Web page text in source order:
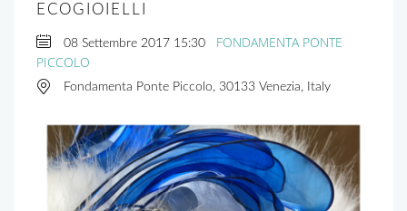
ECOGIOIELLI
08 Settembre 2017 15:30
FONDAMENTA PONTE
PICCOLO
Fondamenta Ponte Piccolo, 30133 Venezia, Italy